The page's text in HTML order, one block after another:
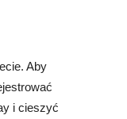
Aby
i cieszyć